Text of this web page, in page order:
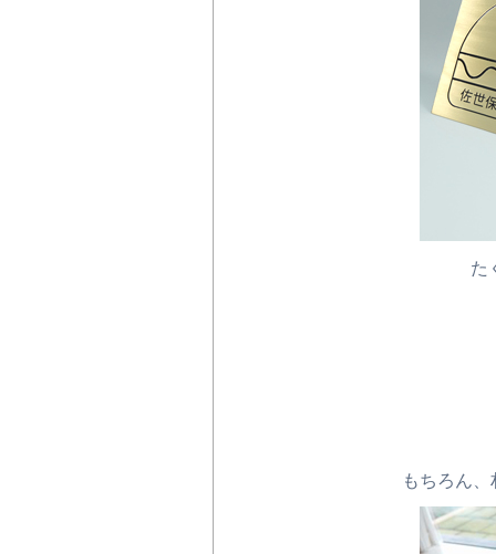
た
もちろん